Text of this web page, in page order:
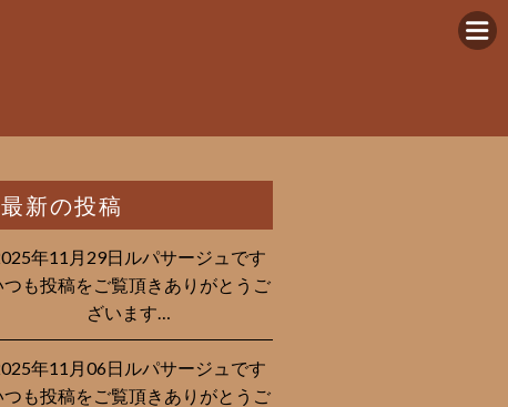
最新の投稿
年11月29日ルパサージュです︎
つも投稿をご覧頂きありがとうご
ざいます…
年11月06日ルパサージュです︎
つも投稿をご覧頂きありがとうご